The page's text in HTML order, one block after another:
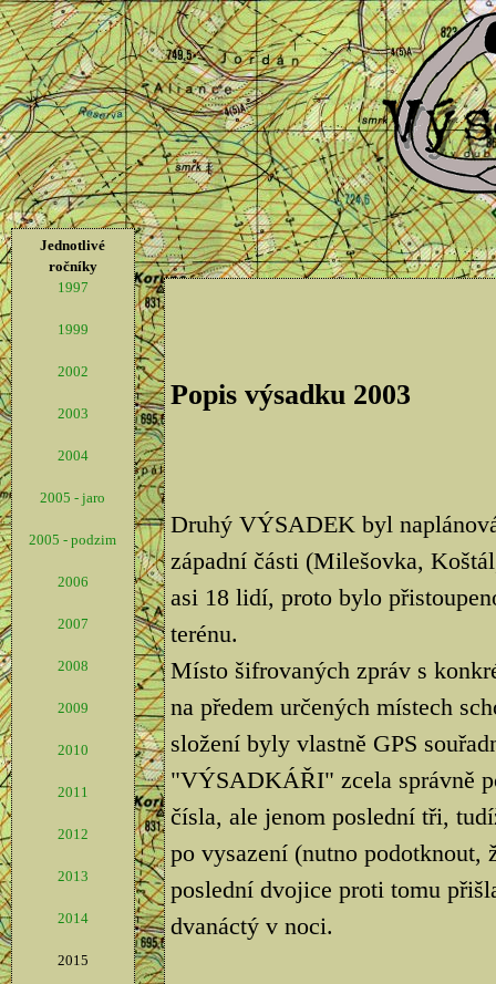
Jednotlivé
ročníky
1997
1999
2002
2003
2004
2005 - jaro
2005 - podzim
2006
2007
2008
2009
2010
2011
2012
2013
2014
2015
Popis výsadku 2003
Druhý VÝSADEK byl
západní části (Milešovka,
asi 18 lidí, proto bylo
terénu.
Místo šifrovaných zpráv s
na předem určených místech
složení byly vlastně GPS
"VÝSADKÁŘI" zcela správně
čísla, ale jenom poslední tři,
po vysazení (nutno
poslední dvojice proti tomu
dvanáctý v noci.